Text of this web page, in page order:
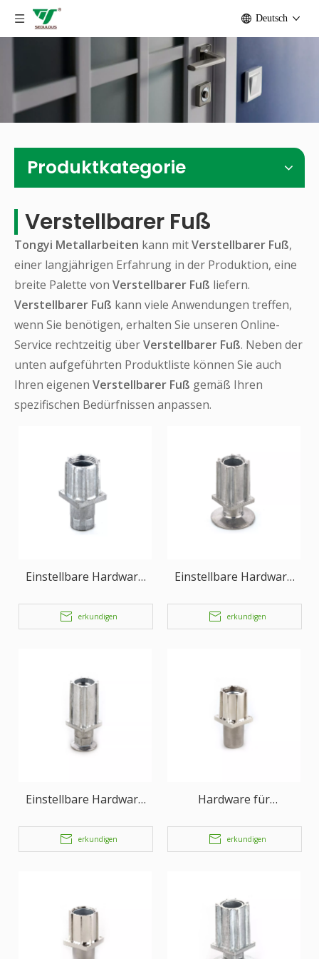
Deutsch
Produktkategorie
Verstellbarer Fuß
Tongyi Metallarbeiten kann mitVerstellbarer Fuß,
einer langjährigen Erfahrung in der Produktion, eine
breite Palette von Verstellbarer Fuß liefern.
Verstellbarer Fuß kann viele Anwendungen treffen,
wenn Sie benötigen, erhalten Sie unseren Online-
Service rechtzeitig überVerstellbarer Fuß. Neben der
unten aufgeführten Produktliste können Sie auch
Ihren eigenen Verstellbarer Fuß gemäß Ihren
spezifischen Bedürfnissen anpassen.
Einstellbare Hardware
mit Beinen
erkundigen
Einstellbare Hardware
mit Beinen
erkundigen
Einstellbare Hardware
mit Beinen
erkundigen
Hardware für
verstellbarem Bein
erkundigen